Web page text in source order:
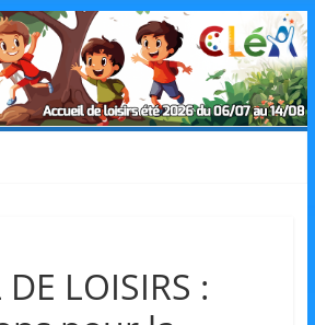
CLéA
–
les
LOISIRS :